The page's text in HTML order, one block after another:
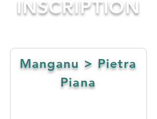
INSCRIPTION
Manganu > Pietra
Piana